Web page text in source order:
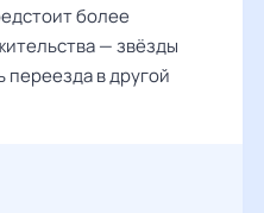
более
— звёзды
переезда в другой